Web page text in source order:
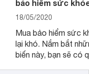
bảo hiểm sức
18/05/2020
Mua bảo hiểm sức
lại khó. Nắm bắt
biến này, bạn sẽ có